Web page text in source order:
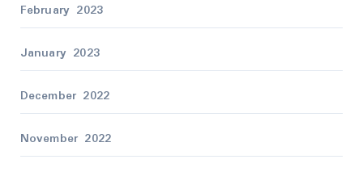
February 2023
January 2023
December 2022
November 2022